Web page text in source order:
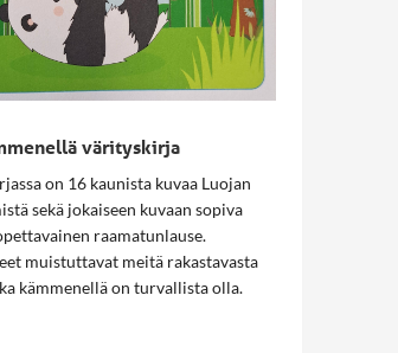
värityskirja
on 16 kaunista kuvaa Luojan
sekä jokaiseen kuvaan sopiva
raamatunlause.
muistuttavat meitä rakastavasta
kämmenellä on turvallista olla.